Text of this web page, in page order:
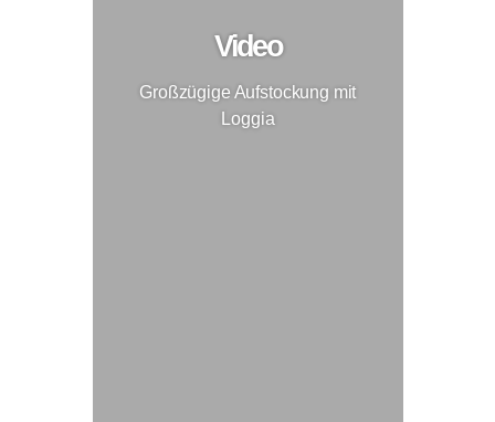
Video
Großzügige Aufstockung mit
Loggia